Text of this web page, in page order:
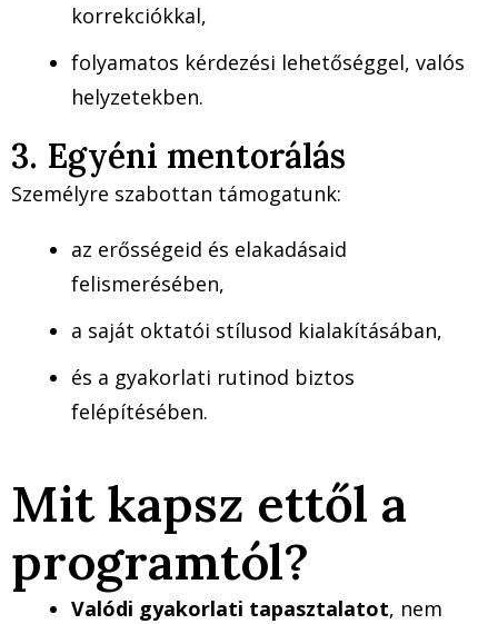
korrekciókkal,
folyamatos kérdezési lehetőséggel, valós
helyzetekben.
3. Egyéni mentorálás
Személyre szabottan támogatunk:
az erősségeid és elakadásaid
felismerésében,
a saját oktatói stílusod kialakításában,
és a gyakorlati rutinod biztos
felépítésében.
Mit kapsz ettől a
programtól?
Valódi gyakorlati tapasztalatot, nem